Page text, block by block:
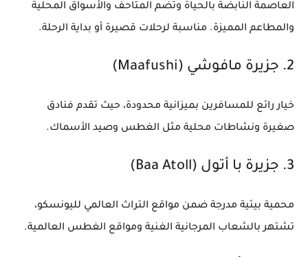
العاصمة النابضة بالحياة وتضم المتاحف والأسواق المحلية
والمطاعم المميزة. مناسبة لرحلات قصيرة أو بداية الرحلة.
2. جزيرة مافوشي (Maafushi)
خيار رائع للمسافرين بميزانية محدودة، حيث تقدم فنادق
صغيرة ونشاطات محلية مثل الغطس وصيد الأسماك.
3. جزيرة با أتول (Baa Atoll)
محمية بيئية مدرجة ضمن مواقع التراث العالمي لليونسكو،
تشتهر بالشعاب المرجانية الغنية ومواقع الغطس العالمية.